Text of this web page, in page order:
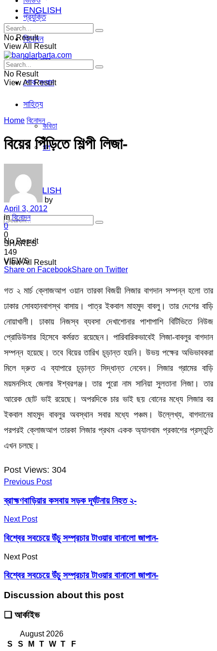
প্রযুক্তি
বিনোদন
ভিন্ন খবর
শোক সংবাদ
সাহিত্য
কবিতা
গল্প
ENGLISH
No Result
View All Result
ENGLISH
No Result
View All Result
No Result
View All Result
Home বিনোদন
বিয়ের পিঁড়িতে শিল্পী লিজা-
by
April 3, 2012
in বিনোদন
0
0
SHARES
149
VIEWS
Share on FacebookShare on Twitter
গত ২ মার্চ ক্লোজআপ ওয়ান তারকা বিজয়ী লিজার বাগদান সম্পন্ন হলো তার
ঢাকার সোবহানবাগস্থ বাসায়। পাত্র ইকবাল মাহমুদ বাবলু। তার দেশের বাড়ি
নোয়াখালী। ঢাকায় নিজস্ব ব্যবসা দেখাশোনার পাশাপাশি বিটিভিতে নিউজ
প্রোডিউসার হিসেবে কর্মরত রয়েছেন। পারিবারিকভাবেই লিজা-বাবলুর বাগদান
সম্পন্ন হয়েছে। তবে বিয়ের তারিখ চূড়ান্ত হয়নি। উভয় পক্ষের অভিভাবকরা
মিলে দ্রুত এ ব্যাপারে চূড়ান্ত সিদ্ধান্ত নেবেন। লিজার গ্রামের বাড়ি
ময়মনসিংহ জেলার ঈশ্বরগঞ্জ। তার পুরো নাম সানিয়া সুলতানা লিজা। তার
আরেক ছোট ভাই রয়েছে। অপরদিকে চার ভাই ছয় বোনের মধ্যে লিজার বর
ইকবাল মাহমুদ বাবলুর অবস্থান সবার মধ্যে পঞ্চম। উল্লেখ্য, বাগদানের
পরপরই ক্লোজআপ তারকা লিজার প্রথম একক অ্যালবাম প্রকাশের প্রস্তুতি
এখন চলছে।
Post Views: 304
Previous Post
ব্রাহ্মণবাড়িয়ার কসবায় সড়ক দূর্ঘটনায় নিহত ২-
Next Post
বিশ্বের সবচেয়ে উঁচু সম্প্রচার টাওয়ার বানালো জাপান-
Next Post
বিশ্বের সবচেয়ে উঁচু সম্প্রচার টাওয়ার বানালো জাপান-
Discussion about this post
❑ আর্কাইভ
August 2026
S
S M T W T
F